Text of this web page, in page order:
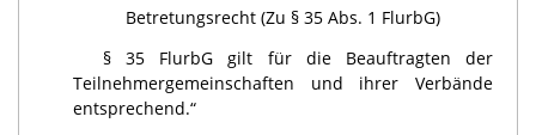
Betretungsrecht (Zu § 35 Abs. 1 FlurbG)
§ 35 FlurbG gilt für die Beauftragten der
Teilnehmergemeinschaften und ihrer Verbände
entsprechend.“